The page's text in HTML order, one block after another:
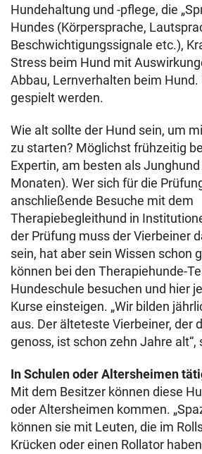
Hundehaltung und -pflege, die
Hundes (Körpersprache,
Beschwichtigungssignale etc.),
Stress beim Hund mit
Abbau, Lernverhalten beim Hund.
gespielt werden.
Wie alt sollte der Hund sein, um
zu starten? Möglichst frühzeitig
Expertin, am besten als
Monaten). Wer sich für die
anschließende Besuche mit dem
Therapiebegleithund in
der Prüfung muss der Vierbeiner
sein, hat aber sein Wissen schon
können bei den Therapiehunde-
Hundeschule besuchen und hier
Kurse einsteigen. „Wir bilden
aus. Der älteteste Vierbeiner, der
genoss, ist schon zehn Jahre alt“,
In Schulen oder Altersheimen
Mit dem Besitzer können diese
oder Altersheimen kommen.
können sie mit Leuten, die im
Krücken oder einen Rollator